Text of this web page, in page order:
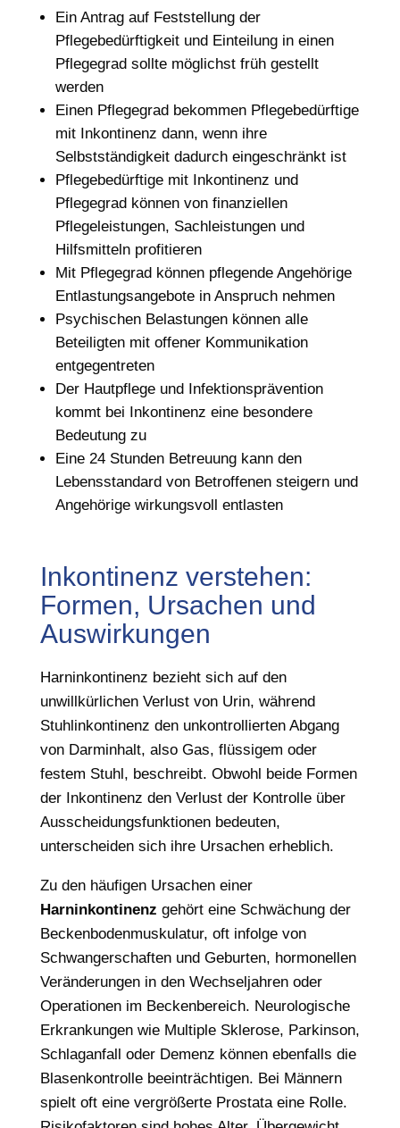
Ein Antrag auf Feststellung der
Pflegebedürftigkeit und Einteilung in einen
Pflegegrad sollte möglichst früh gestellt
werden
Einen Pflegegrad bekommen Pflegebedürftige
mit Inkontinenz dann, wenn ihre
Selbstständigkeit dadurch eingeschränkt ist
Pflegebedürftige mit Inkontinenz und
Pflegegrad können von finanziellen
Pflegeleistungen, Sachleistungen und
Hilfsmitteln profitieren
Mit Pflegegrad können pflegende Angehörige
Entlastungsangebote in Anspruch nehmen
Psychischen Belastungen können alle
Beteiligten mit offener Kommunikation
entgegentreten
Der Hautpflege und Infektionsprävention
kommt bei Inkontinenz eine besondere
Bedeutung zu
Eine 24 Stunden Betreuung kann den
Lebensstandard von Betroffenen steigern und
Angehörige wirkungsvoll entlasten
Inkontinenz verstehen:
Formen, Ursachen und
Auswirkungen
Harninkontinenz bezieht sich auf den
unwillkürlichen Verlust von Urin, während
Stuhlinkontinenz den unkontrollierten Abgang
von Darminhalt, also Gas, flüssigem oder
festem Stuhl, beschreibt. Obwohl beide Formen
der Inkontinenz den Verlust der Kontrolle über
Ausscheidungsfunktionen bedeuten,
unterscheiden sich ihre Ursachen erheblich.
Zu den häufigen Ursachen einer
Harninkontinenz gehört eine Schwächung der
Beckenbodenmuskulatur, oft infolge von
Schwangerschaften und Geburten, hormonellen
Veränderungen in den Wechseljahren oder
Operationen im Beckenbereich. Neurologische
Erkrankungen wie Multiple Sklerose, Parkinson,
Schlaganfall oder Demenz können ebenfalls die
Blasenkontrolle beeinträchtigen. Bei Männern
spielt oft eine vergrößerte Prostata eine Rolle.